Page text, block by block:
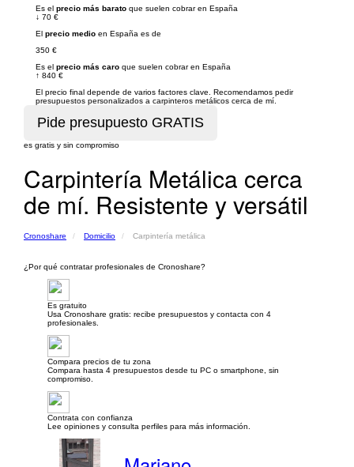
Es el precio más barato que suelen cobrar en España
↓ 70 €
El precio medio en España es de
350 €
Es el precio más caro que suelen cobrar en España
↑ 840 €
El precio final depende de varios factores clave. Recomendamos pedir
presupuestos personalizados a carpinteros metálicos cerca de mí.
es gratis y sin compromiso
Carpintería Metálica cerca
de mí. Resistente y versátil
Cronoshare Domicilio Carpintería metálica
¿Por qué contratar profesionales de Cronoshare?
Es gratuito
Usa Cronoshare gratis: recibe presupuestos y contacta con 4
profesionales.
Compara precios de tu zona
Compara hasta 4 presupuestos desde tu PC o smartphone, sin
compromiso.
Contrata con confianza
Lee opiniones y consulta perfiles para más información.